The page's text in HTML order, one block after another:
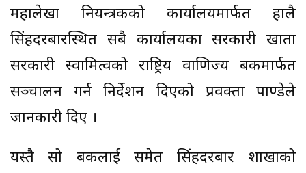
महालेखा नियन्त्रकको कार्यालयमार्फत हालै
सिंहदरबारस्थित सबै कार्यालयका सरकारी खाता
सरकारी स्वामित्वको राष्ट्रिय वाणिज्य बैंकमार्फत
सञ्चालन गर्न निर्देशन दिएको प्रवक्ता पाण्डेले
जानकारी दिए ।
यस्तै सो बैंकलाई समेत सिंहदरबार शाखाको